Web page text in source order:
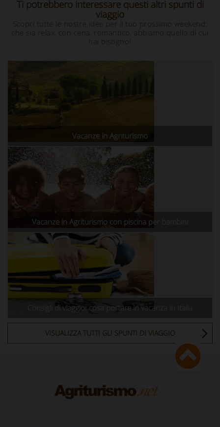
Ti potrebbero interessare questi altri spunti di
viaggio
Scopri tutte le nostre idee per il tuo prossimo weekend:
che sia relax, con cena, romantico, abbiamo quello di cui
hai bisogno!
Vacanze in Agriturismo
Vacanze in Agriturismo con piscina per bambini
Consigli di viaggio: cosa portare in vacanza in Italia
VISUALIZZA TUTTI GLI SPUNTI DI VIAGGIO